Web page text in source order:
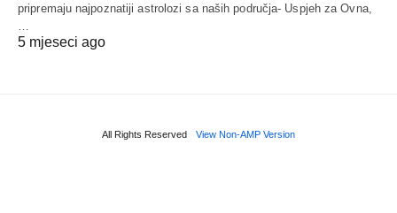
pripremaju najpoznatiji astrolozi sa naših područja- Uspjeh za Ovna,
5 mjeseci ago
All Rights Reserved View Non-AMP Version